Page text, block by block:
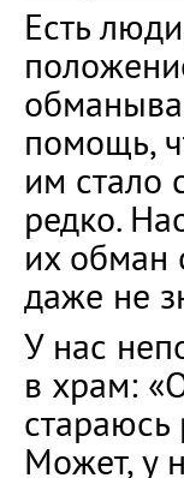
Есть
помощь,
им стало
редко.
их обман
даже не
У нас
в храм:
стараюсь
Может, у